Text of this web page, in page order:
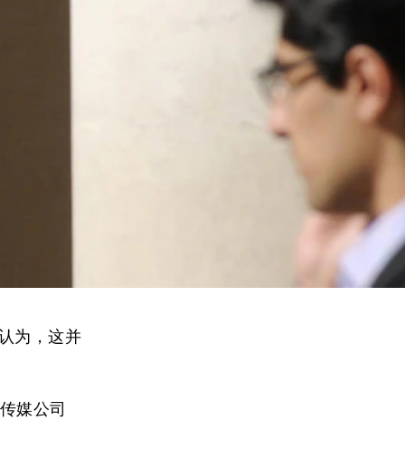
为，这并
媒公司